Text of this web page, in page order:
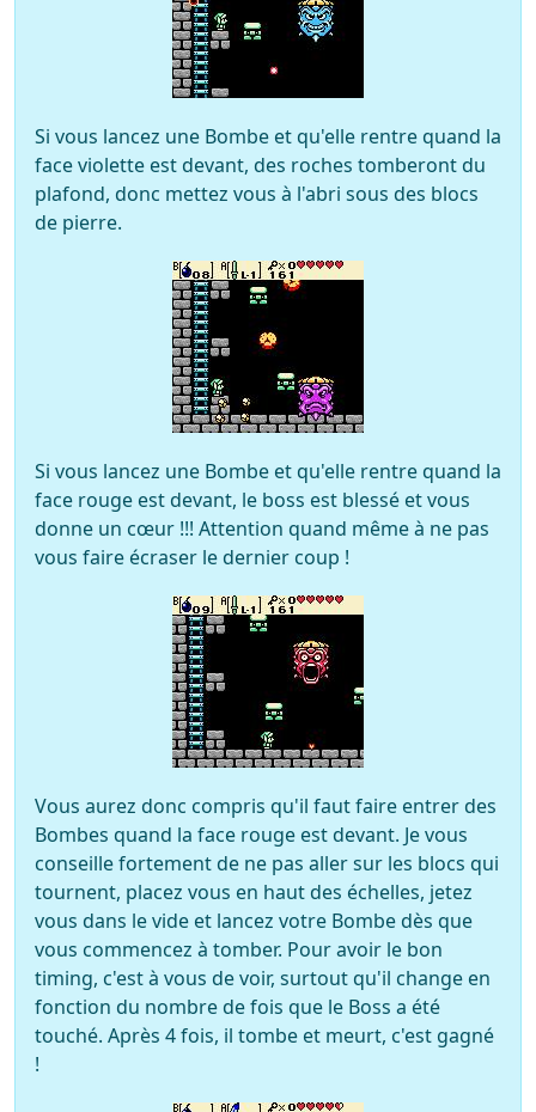
Si vous lancez une Bombe et qu'elle rentre quand la
face violette est devant, des roches tomberont du
plafond, donc mettez vous à l'abri sous des blocs
de pierre.
Si vous lancez une Bombe et qu'elle rentre quand la
face rouge est devant, le boss est blessé et vous
donne un cœur !!! Attention quand même à ne pas
vous faire écraser le dernier coup !
Vous aurez donc compris qu'il faut faire entrer des
Bombes quand la face rouge est devant. Je vous
conseille fortement de ne pas aller sur les blocs qui
tournent, placez vous en haut des échelles, jetez
vous dans le vide et lancez votre Bombe dès que
vous commencez à tomber. Pour avoir le bon
timing, c'est à vous de voir, surtout qu'il change en
fonction du nombre de fois que le Boss a été
touché. Après 4 fois, il tombe et meurt, c'est gagné
!